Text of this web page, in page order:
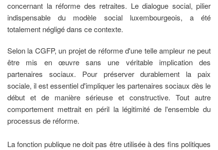
concernant la réforme des retraites. Le dialogue social, pilier
indispensable du modèle social luxembourgeois, a été
totalement négligé dans ce contexte.
Selon la CGFP, un projet de réforme d'une telle ampleur ne peut
être mis en œuvre sans une véritable implication des
partenaires sociaux. Pour préserver durablement la paix
sociale, il est essentiel d'impliquer les partenaires sociaux dès le
début et de manière sérieuse et constructive. Tout autre
comportement mettrait en péril la légitimité de l'ensemble du
processus de réforme.
La fonction publique ne doit pas être utilisée à des fins politiques